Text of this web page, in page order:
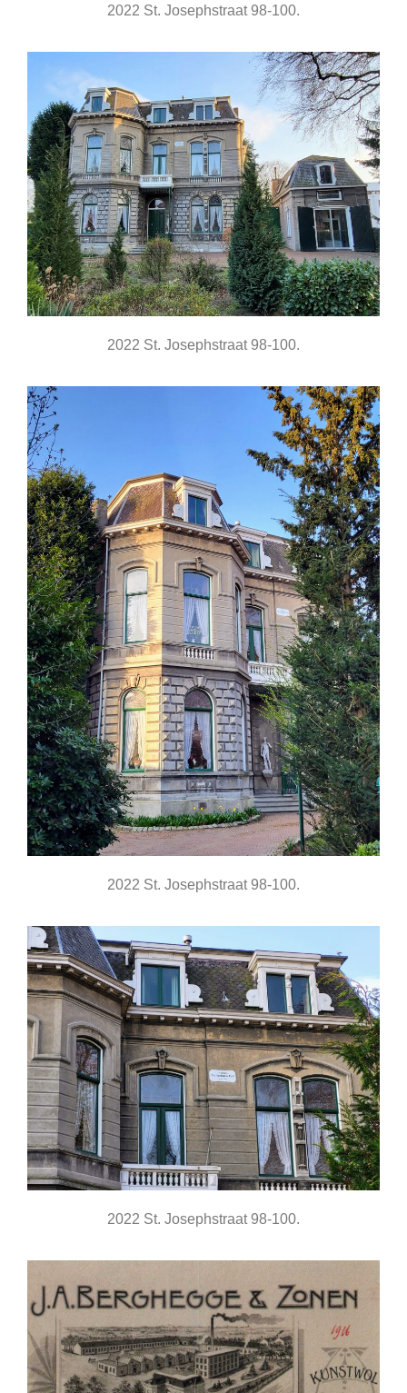
2022 St. Josephstraat 98-100.
2022 St. Josephstraat 98-100.
2022 St. Josephstraat 98-100.
2022 St. Josephstraat 98-100.